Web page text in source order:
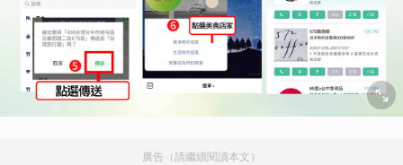
廣告（請繼續閱讀本文）